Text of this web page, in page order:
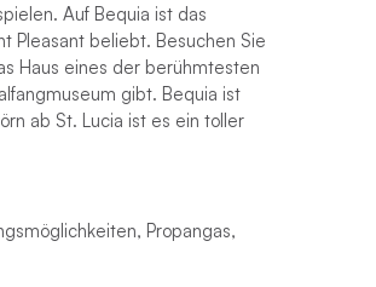
Auf Bequia ist das
Pleasant beliebt. Besuchen Sie
Haus eines der berühmtesten
gibt. Bequia ist
ab St. Lucia ist es ein toller
Propangas,